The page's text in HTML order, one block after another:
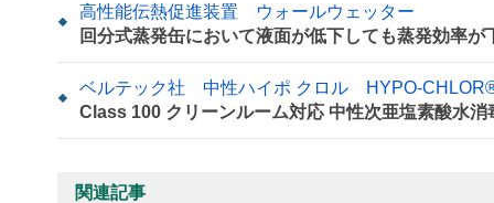
高性能伝熱促進装置 ウォールウェッター
回分式蒸発缶において液面が低下しても蒸発効率
ベルテック社 中性ハイポ クロル HYPO-
Class 100 クリーンルーム対応 中性次亜塩素酸水消
関連記事